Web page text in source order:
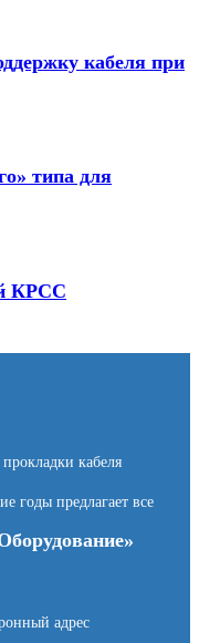
кабеля при
типа для
КРСС
кабеля
годы предлагает все
адрес